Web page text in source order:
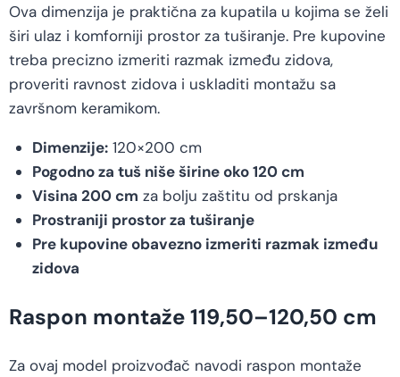
Ova dimenzija je praktična za kupatila u kojima se želi
širi ulaz i komforniji prostor za tuširanje. Pre kupovine
treba precizno izmeriti razmak između zidova,
proveriti ravnost zidova i uskladiti montažu sa
završnom keramikom.
Dimenzije:120×200 cm
Pogodno za tuš niše širine oko 120 cm
Visina 200 cm za bolju zaštitu od prskanja
Prostraniji prostor za tuširanje
Pre kupovine obavezno izmeriti razmak između
zidova
Raspon montaže 119,50–120,50 cm
Za ovaj model proizvođač navodi raspon montaže